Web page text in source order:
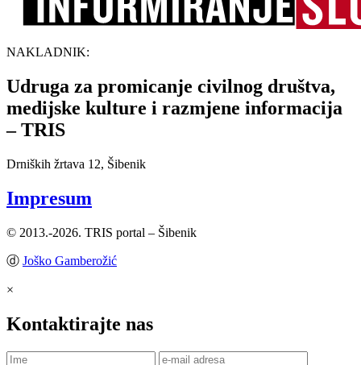
NAKLADNIK:
Udruga za promicanje civilnog društva,
medijske kulture i razmjene informacija
– TRIS
Drniških žrtava 12, Šibenik
Impresum
© 2013.-2026. TRIS portal – Šibenik
ⓓ Joško Gamberožić
×
Kontaktirajte nas